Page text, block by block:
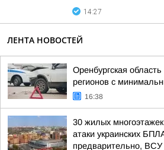
14:27
ЛЕНТА НОВОСТЕЙ
Оренбургская
регионов с
16:38
30 жилых
атаки украинских
предварительно, ВСУ